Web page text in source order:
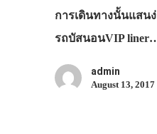
การเดินทางนั้นแสน
รถบัสนอนVIP
admin
August 13, 2017